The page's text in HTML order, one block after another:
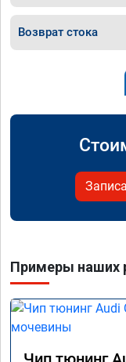
Возврат стока
Примеры наших